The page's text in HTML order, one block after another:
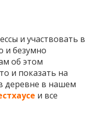
и участвовать в
и безумно
об этом
и показать на
деревне в нашем
и все